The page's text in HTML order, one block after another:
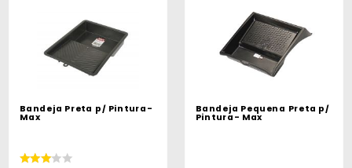
Ferramentas
Iluminação
Materiais
Bandeja Preta p/ Pintura-
Max
Bandeja Pequena Preta p/
Pintura- Max